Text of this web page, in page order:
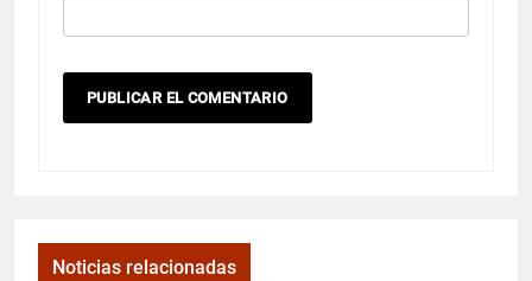
Noticias relacionadas